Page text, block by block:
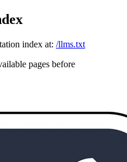
index at: /llms.txt
pages before